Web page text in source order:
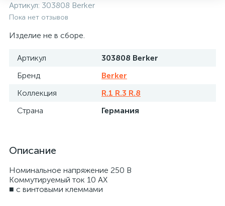
Артикул: 303808 Berker
Пока нет отзывов
Изделие не в сборе.
Артикул
303808 Berker
Бренд
Berker
Коллекция
R.1 R.3 R.8
Страна
Германия
Описание
Номинальное напряжение 250 В
Коммутируемый ток 10 AX
■ с винтовыми клеммами